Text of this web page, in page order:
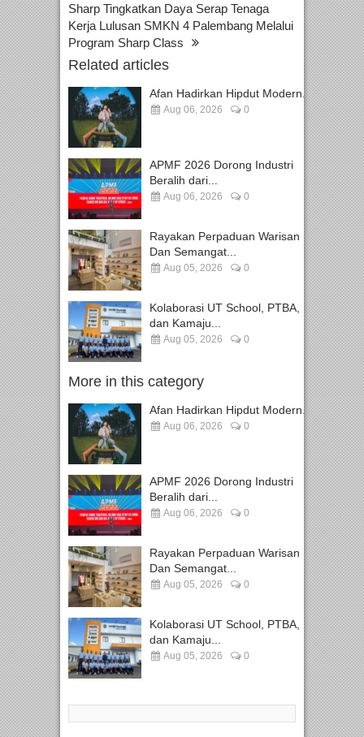
Sharp Tingkatkan Daya Serap Tenaga
Kerja Lulusan SMKN 4 Palembang Melalui
Program Sharp Class
Related articles
Afan Hadirkan Hipdut Modern...
Aug 06, 2026 0
APMF 2026 Dorong Industri
Beralih dari...
Aug 06, 2026 0
Rayakan Perpaduan Warisan
Dan Semangat...
Aug 05, 2026 0
Kolaborasi UT School, PTBA,
dan Kamaju...
Aug 05, 2026 0
More in this category
Afan Hadirkan Hipdut Modern...
Aug 06, 2026 0
APMF 2026 Dorong Industri
Beralih dari...
Aug 06, 2026 0
Rayakan Perpaduan Warisan
Dan Semangat...
Aug 05, 2026 0
Kolaborasi UT School, PTBA,
dan Kamaju...
Aug 05, 2026 0